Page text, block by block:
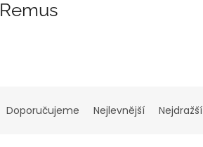
Remus
Doporučujeme Nejlevnější Nejdražší